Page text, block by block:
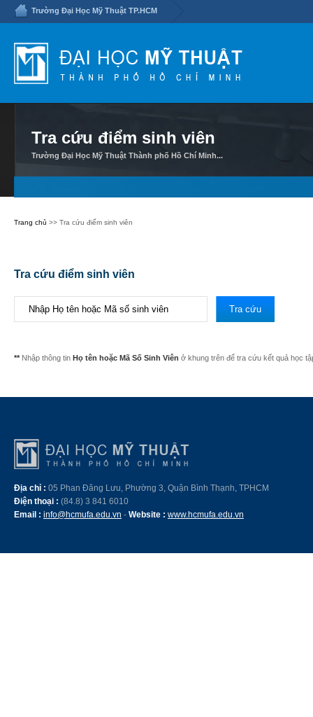
Trường Đại Học Mỹ Thuật TP.HCM
Tra cứu điểm sinh viên
Trường Đại Học Mỹ Thuật Thành phố Hồ Chí Minh...
Trang chủ >> Tra cứu điểm sinh viên
Tra cứu điểm sinh viên
** Nhập thông tin Họ tên hoặc Mã Số Sinh Viên ở khung trên để tra cứu kết quả học
Địa chỉ : 05 Phan Đăng Lưu, Phường 3, Quận Bình Thạnh, TPHCM
Điện thoại : (84.8) 3 841 6010
Email : info@hcmufa.edu.vn - Website : www.hcmufa.edu.vn